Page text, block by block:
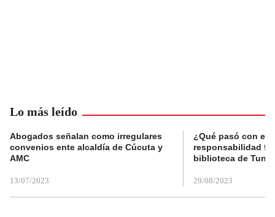
Lo más leído
Abogados señalan como irregulares
convenios ente alcaldía de Cúcuta y
AMC
13/07/2023
¿Qué pasó con el
responsabilidad
biblioteca de
29/08/2023